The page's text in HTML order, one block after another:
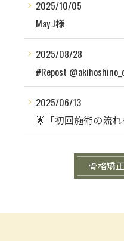
2025/10/05
May.J様
2025/08/28
#Repost
2025/06/13
🌟「初回施術の流
骨格矯